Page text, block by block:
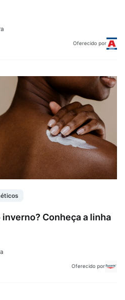
Oferecido por
Conheça a linha
Oferecido por